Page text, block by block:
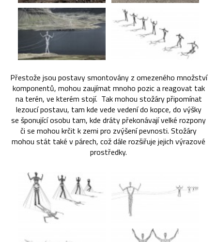
Přestože jsou postavy smontovány z omezeného množství
komponentů, mohou zaujímat mnoho pozic a reagovat tak
na terén, ve kterém stojí. Tak mohou stožáry připomínat
lezoucí postavu, tam kde vede vedení do kopce, do výšky
se šponující osobu tam, kde dráty překonávají velké rozpony
či se mohou krčit k zemi pro zvýšení pevnosti. Stožáry
mohou stát také v párech, což dále rozšiřuje jejich výrazové
prostředky.